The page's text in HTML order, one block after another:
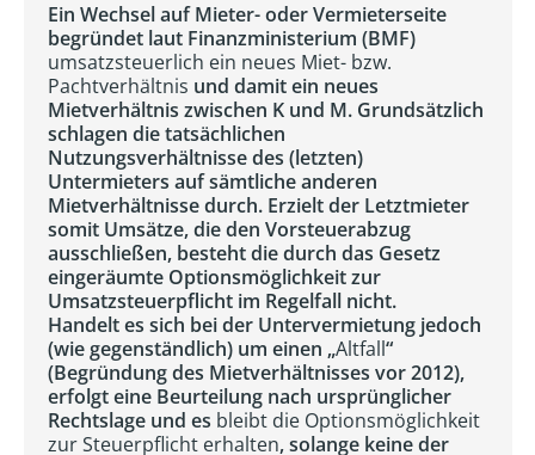
Ein Wechsel auf Mieter- oder Vermieterseite
begründet laut Finanzministerium (BMF)
umsatzsteuerlich ein neues Miet- bzw.
Pachtverhältnis und damit ein neues
Mietverhältnis zwischen K und M. Grundsätzlich
schlagen die tatsächlichen
Nutzungsverhältnisse des (letzten)
Untermieters auf sämtliche anderen
Mietverhältnisse durch. Erzielt der Letztmieter
somit Umsätze, die den Vorsteuerabzug
ausschließen, besteht die durch das Gesetz
eingeräumte Optionsmöglichkeit zur
Umsatzsteuerpflicht im Regelfall nicht.
Handelt es sich bei der Untervermietung jedoch
(wie gegenständlich) um einen „Altfall“
(Begründung des Mietverhältnisses vor 2012),
erfolgt eine Beurteilung nach ursprünglicher
Rechtslage und es bleibt die Optionsmöglichkeit
zur Steuerpflicht erhalten, solange keine der